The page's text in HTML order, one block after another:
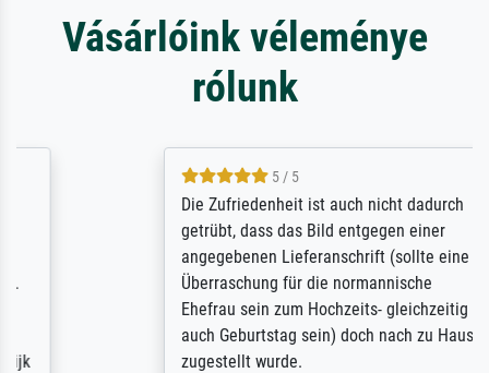
Vásárlóink véleménye
rólunk
5 / 5
Die Zufriedenheit ist auch nicht dadurch
getrübt, dass das Bild entgegen einer
angegebenen Lieferanschrift (sollte eine
Überraschung für die normannische
Ehefrau sein zum Hochzeits- gleichzeitig
auch Geburtstag sein) doch nach zu Hause
zugestellt wurde.